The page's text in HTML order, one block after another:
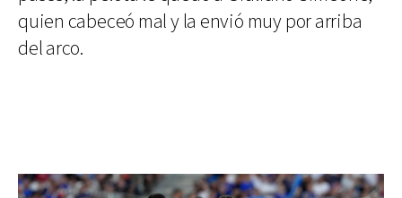
quien cabeceó mal y la envió muy por arriba
del arco.